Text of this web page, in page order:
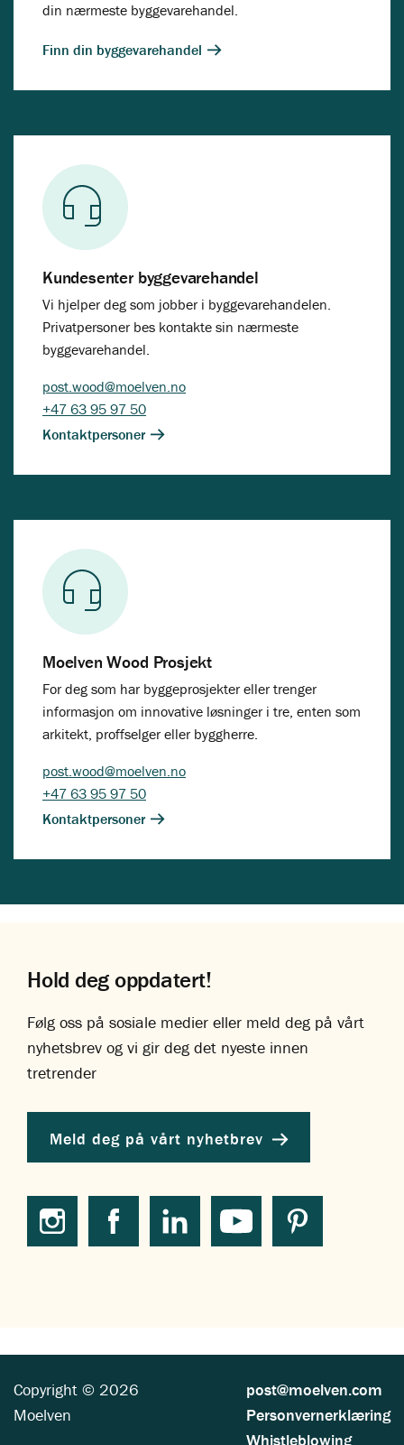
din nærmeste byggevarehandel.
Finn din byggevarehandel
Kundesenter byggevarehandel
Vi hjelper deg som jobber i byggevarehandelen.
Privatpersoner bes kontakte sin nærmeste
byggevarehandel.
post.wood@moelven.no
+47 63 95 97 50
Kontaktpersoner
Moelven Wood Prosjekt
For deg som har byggeprosjekter eller trenger
informasjon om innovative løsninger i tre, enten som
arkitekt, proffselger eller byggherre.
post.wood@moelven.no
+47 63 95 97 50
Kontaktpersoner
Hold deg oppdatert!
Følg oss på sosiale medier eller meld deg på vårt
nyhetsbrev og vi gir deg det nyeste innen
tretrender
Meld deg på vårt nyhetbrev
Copyright © 2026
Moelven
post@moelven.com
Personvernerklæring
Whistleblowing